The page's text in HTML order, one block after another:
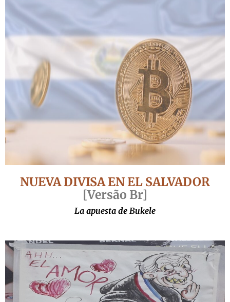
NUEVA DIVISA EN EL SALVADOR
[Versão Br]
La apuesta de Bukele